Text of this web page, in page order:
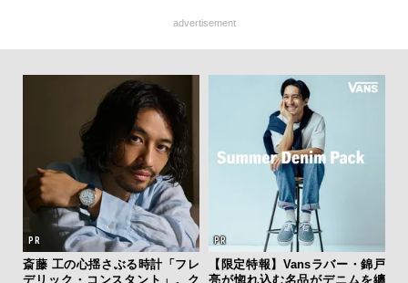
advertisement
斎藤 工の心揺さぶる時計「フレ
デリック・コンスタント」。ク
【限定特報】Vansラバー・錦戸
亮が惚れ込む名品がデニムを纏